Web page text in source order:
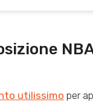
utilissimo per